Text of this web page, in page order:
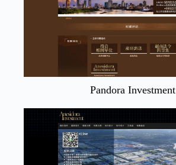
Pandora Investment